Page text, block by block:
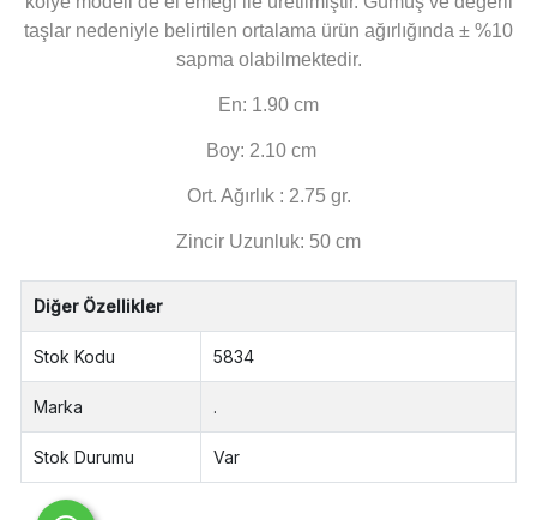
taşlar nedeniyle belirtilen ortalama ürün ağırlığında ± %10
sapma olabilmektedir.
En: 1.90 cm
Boy: 2.10 cm
Ort. Ağırlık : 2.75 gr.
Zincir Uzunluk: 50 cm
Diğer Özellikler
Stok Kodu 5834
Marka .
Stok Durumu Var